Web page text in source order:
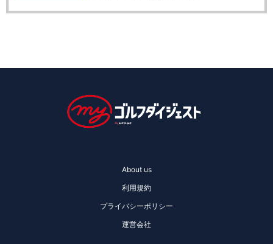
About us
利用規約
プライバシーポリシー
運営会社